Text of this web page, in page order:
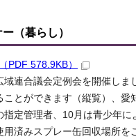
（暮らし）
PDF 578.9KB）
域連合議会定例会を開催しま
ことができます（縦覧）、愛
指定管理者、10月は青少年に
用済みスプレー缶回収場所を